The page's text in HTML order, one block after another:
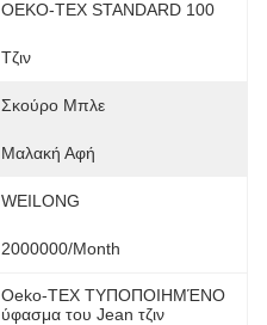
OEKO-TEX STANDARD 100
Τζιν
Σκούρο Μπλε
Μαλακή Αφή
WEILONG
2000000/month
Oeko-TEX ΤΥΠΟΠΟΙΗΜΈΝΟ
ύφασμα του Jean τζιν